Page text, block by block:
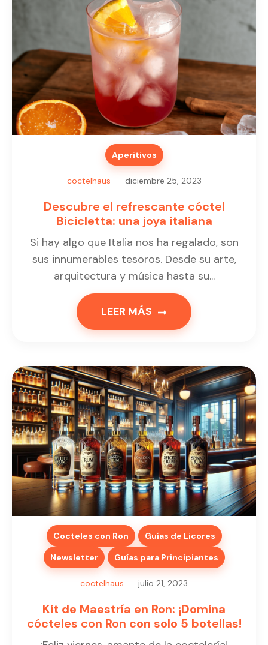
Aperitivos
coctelhaus diciembre 25, 2023
Descubre el refrescante cóctel
Bicicletta: una joya italiana
Si hay algo que Italia nos ha regalado, son
sus innumerables tesoros. Desde su arte,
arquitectura y música hasta su...
LEER MÁS
Cocteles con Ron
Guías de Licores
Newsletter
Guías para Principiantes
coctelhaus julio 21, 2023
Kit de Maestría en Ron: ¡Domina
cócteles con Ron con solo 5 botellas!